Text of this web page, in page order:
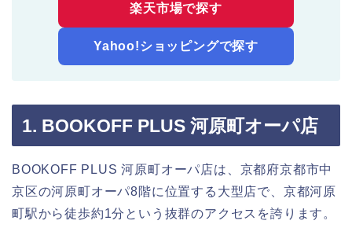
楽天市場で探す
Yahoo!ショッピングで探す
1. BOOKOFF PLUS 河原町オーパ店
BOOKOFF PLUS 河原町オーパ店は、京都府京都市中
京区の河原町オーパ8階に位置する大型店で、京都河原
町駅から徒歩約1分という抜群のアクセスを誇ります。